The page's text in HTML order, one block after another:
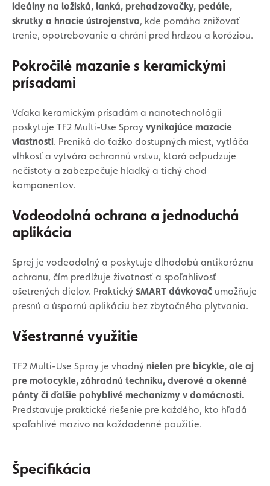
ideálny na ložiská, lanká, prehadzovačky, pedále,
skrutky a hnacie ústrojenstvo, kde pomáha znižovať
trenie, opotrebovanie a chráni pred hrdzou a koróziou.
Pokročilé mazanie s keramickými
prísadami
Vďaka keramickým prísadám a nanotechnológii
poskytuje TF2 Multi-Use Spray vynikajúce mazacie
vlastnosti. Preniká do ťažko dostupných miest, vytláča
vlhkosť a vytvára ochrannú vrstvu, ktorá odpudzuje
nečistoty a zabezpečuje hladký a tichý chod
komponentov.
Vodeodolná ochrana a jednoduchá
aplikácia
Sprej je vodeodolný a poskytuje dlhodobú antikoróznu
ochranu, čím predlžuje životnosť a spoľahlivosť
ošetrených dielov. Praktický SMART dávkovač umožňuje
presnú a úspornú aplikáciu bez zbytočného plytvania.
Všestranné využitie
TF2 Multi-Use Spray je vhodný nielen pre bicykle, ale aj
pre motocykle, záhradnú techniku, dverové a okenné
pánty či ďalšie pohyblivé mechanizmy v domácnosti.
Predstavuje praktické riešenie pre každého, kto hľadá
spoľahlivé mazivo na každodenné použitie.
Špecifikácia